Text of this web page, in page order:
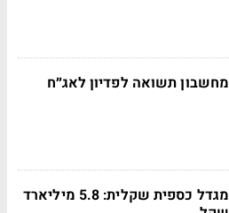
מחשבון תשואה לפדיון לאג״ח
מגדל כספית שקלית: 5.8 מיליארד